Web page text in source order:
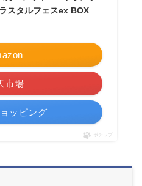
スタルフェスex BOX
市場
ッピング
ポチップ